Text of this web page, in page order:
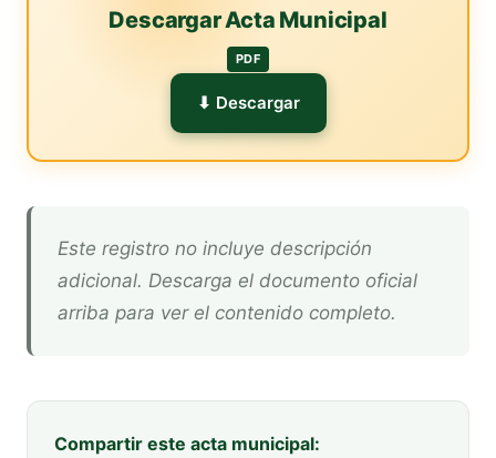
Descargar Acta Municipal
PDF
⬇ Descargar
Este registro no incluye descripción
adicional. Descarga el documento oficial
arriba para ver el contenido completo.
Compartir este acta municipal: